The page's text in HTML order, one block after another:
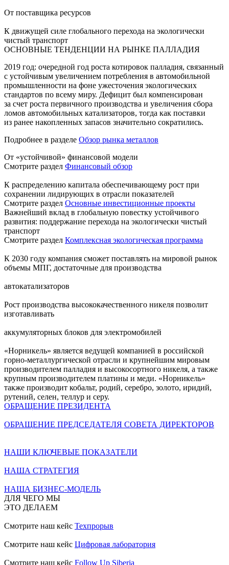
От поставщика ресурсов
К движущей силе глобального перехода на экологически
чистый транспорт
ОСНОВНЫЕ ТЕНДЕНЦИИ НА РЫНКЕ ПАЛЛАДИЯ
2019 год: очередной год роста котировок палладия, связанный
с устойчивым увеличением потребления в автомобильной
промышленности на фоне ужесточения экологических
стандартов по всему миру. Дефицит был компенсирован
за счет роста первичного производства и увеличения сбора
ломов автомобильных катализаторов, тогда как поставки
из ранее накопленных запасов значительно сократились.
Подробнее в разделе Обзор рынка металлов
От «устойчивой» финансовой модели
Смотрите раздел Финансовый обзор
К распределению капитала обеспечивающему рост при
сохранении лидирующих в отрасли показателей
Смотрите раздел Основные инвестиционные проекты
Важнейший вклад в глобальную повестку устойчивого
развития: поддержание перехода на экологически чистый
транспорт
Смотрите раздел Комплексная экологическая программа
К 2030 году компания сможет поставлять на мировой рынок
объемы МПГ, достаточные для производства
автокатализаторов
Рост производства высококачественного никеля позволит
изготавливать
аккумуляторных блоков для электромобилей
«Норникель» является ведущей компанией в российской
горно-металлургической отрасли и крупнейшим мировым
производителем палладия и высокосортного никеля, а также
крупным производителем платины и меди. «Норникель»
также производит кобальт, родий, серебро, золото, иридий,
рутений, селен, теллур и серу.
ОБРАЩЕНИЕ ПРЕЗИДЕНТА
ОБРАЩЕНИЕ ПРЕДСЕДАТЕЛЯ СОВЕТА ДИРЕКТОРОВ
НАШИ КЛЮЧЕВЫЕ ПОКАЗАТЕЛИ
НАША СТРАТЕГИЯ
НАША БИЗНЕС-МОДЕЛЬ
ДЛЯ ЧЕГО МЫ
ЭТО ДЕЛАЕМ
Смотрите наш кейс Техпрорыв
Смотрите наш кейс Цифровая лаборатория
Смотрите наш кейс Follow Up Siberia